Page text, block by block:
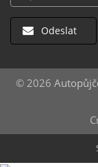
Odeslat
© 2026